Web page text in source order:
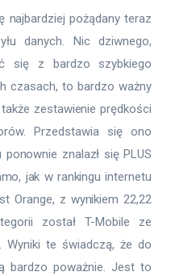
najbardziej pożądany teraz
danych. Nic dziwnego,
się z bardzo szybkiego
czasach, to bardzo ważny
zestawienie prędkości
Przedstawia się ono
znalazł się PLUS
jak w rankingu internetu
Orange, z wynikiem 22,22
został T-Mobile ze
Wyniki te świadczą, że do
bardzo poważnie. Jest to